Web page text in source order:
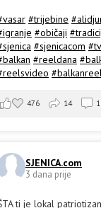
#trijebine
#običaji
#sjenicacom
#reeldana
476 14
SJENICA.com
3 dana prije
ti je lokal